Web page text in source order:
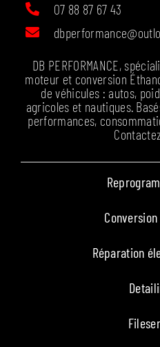
07 88 87 67 43
DB PERFORMANCE,
moteur et conversion
de véhicules : autos,
agricoles et nautiques.
performances,
Réparation